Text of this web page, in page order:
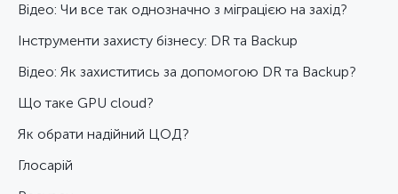
Відео: Чи все так однозначно з міграцією на захід?
Інструменти захисту бізнесу: DR та Backup
Відео: Як захиститись за допомогою DR та Backup?
Що таке GPU cloud?
Як обрати надійний ЦОД?
Глосарій